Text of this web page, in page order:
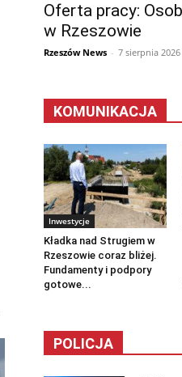
Oferta pracy:
w Rzeszowie
Rzeszów News - 7 sierpnia 2026
KOMUNIKACJA
Inwestycje
Kładka nad Strugiem w
Rzeszowie coraz bliżej.
Fundamenty i podpory
gotowe...
POLICJA